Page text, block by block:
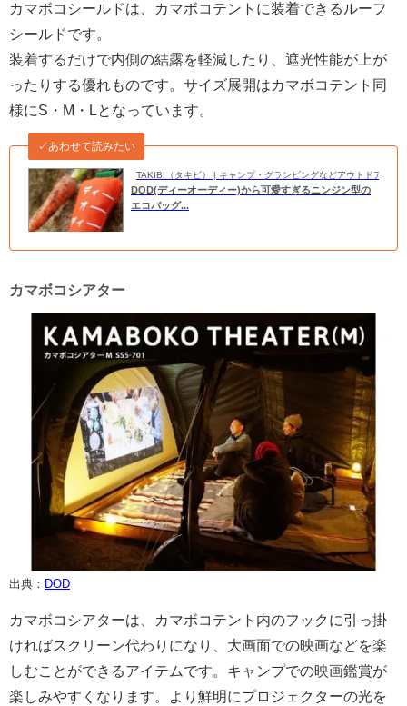
カマボコシールドは、カマボコテントに装着できるルーフ
シールドです。
装着するだけで内側の結露を軽減したり、遮光性能が上が
ったりする優れものです。サイズ展開はカマボコテント同
様にS・M・Lとなっています。
TAKIBI（タキビ） | キャンプ・グランピングなどアウトドアの総
✓あわせて読みたい
DOD(ディーオーディー)から可愛すぎるニンジン型の
エコバッグ...
カマボコシアター
出典： DOD
カマボコシアターは、カマボコテント内のフックに引っ掛
ければスクリーン代わりになり、大画面での映画などを楽
しむことができるアイテムです。キャンプでの映画鑑賞が
楽しみやすくなります。より鮮明にプロジェクターの光を